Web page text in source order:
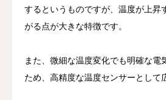
するというものですが、温度が上昇
がる点が大きな特徴です。
また、微細な温度変化でも明確な電
ため、高精度な温度センサーとして